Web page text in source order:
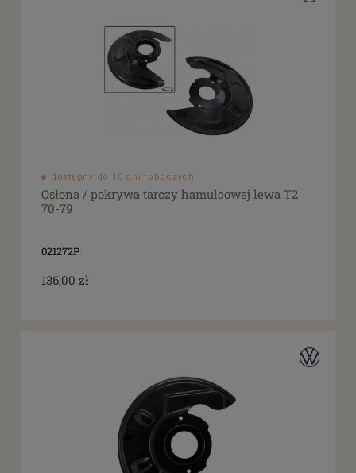
dostępny do 10 dni roboczych
Osłona / pokrywa tarczy hamulcowej lewa T2
70-79
021272P
136,00 zł